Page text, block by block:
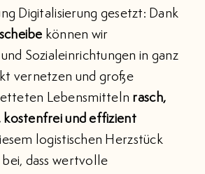
Digitalisierung gesetzt: Dank
können wir
Sozialeinrichtungen in ganz
vernetzen und große
Lebensmitteln rasch,
kostenfrei und effizient
logistischen Herzstück
dass wertvolle